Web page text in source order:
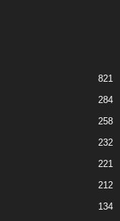
821
284
258
232
221
212
134